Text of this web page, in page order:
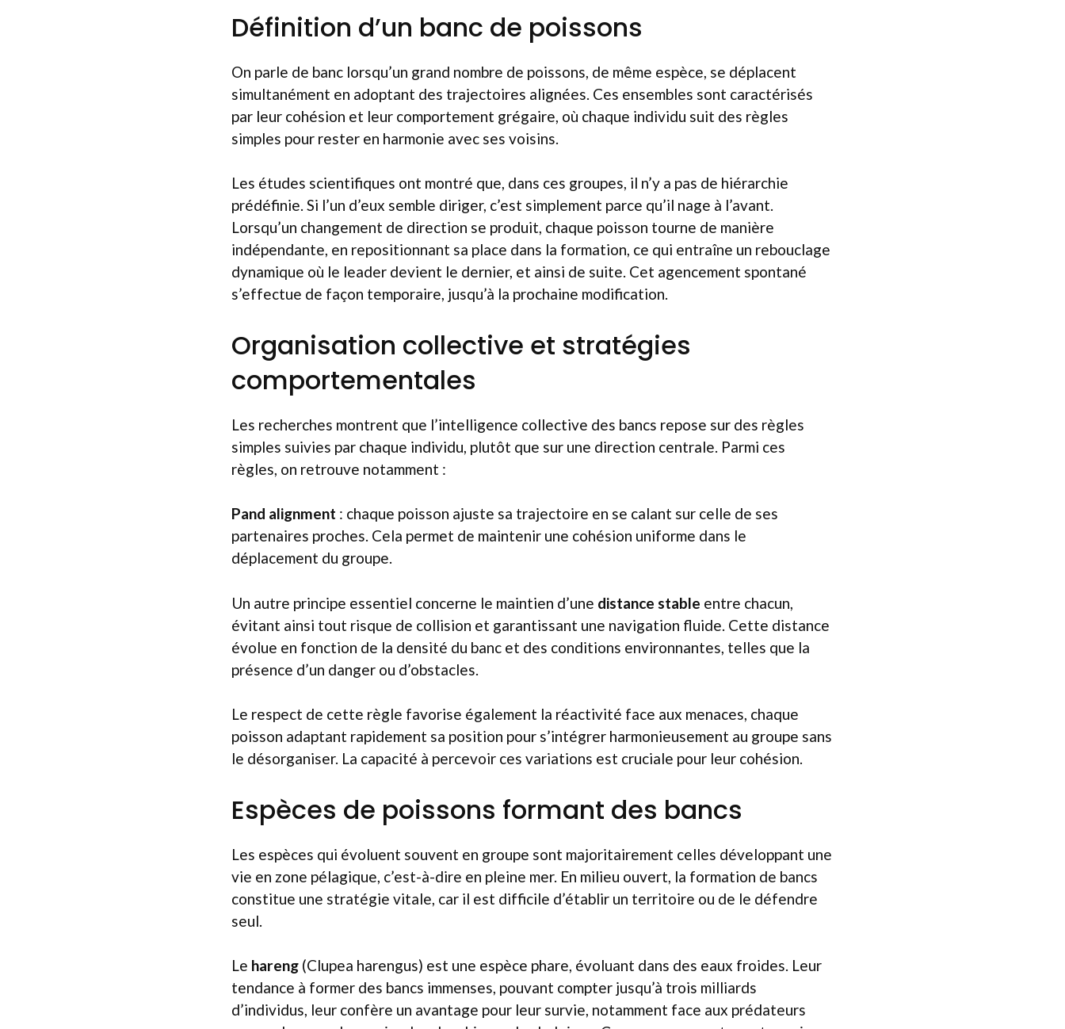
Définition d’un banc de poissons
On parle de banc lorsqu’un grand nombre de poissons, de même espèce, se déplacent
simultanément en adoptant des trajectoires alignées. Ces ensembles sont caractérisés
par leur cohésion et leur comportement grégaire, où chaque individu suit des règles
simples pour rester en harmonie avec ses voisins.
Les études scientifiques ont montré que, dans ces groupes, il n’y a pas de hiérarchie
prédéfinie. Si l’un d’eux semble diriger, c’est simplement parce qu’il nage à l’avant.
Lorsqu’un changement de direction se produit, chaque poisson tourne de manière
indépendante, en repositionnant sa place dans la formation, ce qui entraîne un rebouclage
dynamique où le leader devient le dernier, et ainsi de suite. Cet agencement spontané
s’effectue de façon temporaire, jusqu’à la prochaine modification.
Organisation collective et stratégies
comportementales
Les recherches montrent que l’intelligence collective des bancs repose sur des règles
simples suivies par chaque individu, plutôt que sur une direction centrale. Parmi ces
règles, on retrouve notamment :
Pand alignment : chaque poisson ajuste sa trajectoire en se calant sur celle de ses
partenaires proches. Cela permet de maintenir une cohésion uniforme dans le
déplacement du groupe.
Un autre principe essentiel concerne le maintien d’une distance stable entre chacun,
évitant ainsi tout risque de collision et garantissant une navigation fluide. Cette distance
évolue en fonction de la densité du banc et des conditions environnantes, telles que la
présence d’un danger ou d’obstacles.
Le respect de cette règle favorise également la réactivité face aux menaces, chaque
poisson adaptant rapidement sa position pour s’intégrer harmonieusement au groupe sans
le désorganiser. La capacité à percevoir ces variations est cruciale pour leur cohésion.
Espèces de poissons formant des bancs
Les espèces qui évoluent souvent en groupe sont majoritairement celles développant une
vie en zone pélagique, c’est-à-dire en pleine mer. En milieu ouvert, la formation de bancs
constitue une stratégie vitale, car il est difficile d’établir un territoire ou de le défendre
seul.
Le hareng (Clupea harengus) est une espèce phare, évoluant dans des eaux froides. Leur
tendance à former des bancs immenses, pouvant compter jusqu’à trois milliards
d’individus, leur confère un avantage pour leur survie, notamment face aux prédateurs